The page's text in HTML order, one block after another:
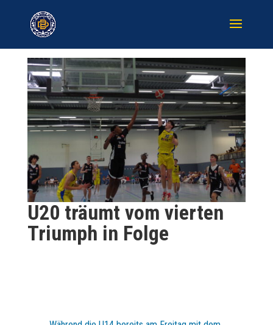
U20 träumt vom vierten
Triumph in Folge